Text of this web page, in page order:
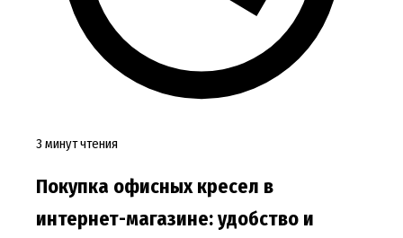
3 минут чтения
Покупка офисных кресел в
интернет-магазине: удобство и